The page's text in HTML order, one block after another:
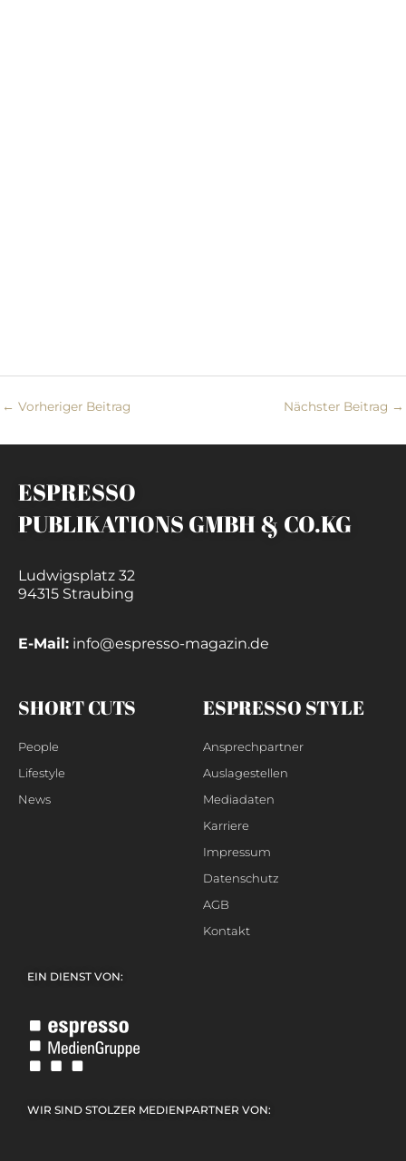
← Vorheriger Beitrag Nächster Beitrag →
ESPRESSO
PUBLIKATIONS GMBH & CO.KG
Ludwigsplatz 32
94315 Straubing
E-Mail: info@espresso-magazin.de
SHORT CUTS
People
Lifestyle
News
ESPRESSO STYLE
Ansprechpartner
Auslagestellen
Mediadaten
Karriere
Impressum
Datenschutz
AGB
Kontakt
EIN DIENST VON:
WIR SIND STOLZER MEDIENPARTNER VON: